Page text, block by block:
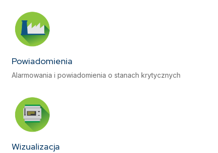
Powiadomienia
Alarmowania i powiadomienia o stanach krytycznych
Wizualizacja